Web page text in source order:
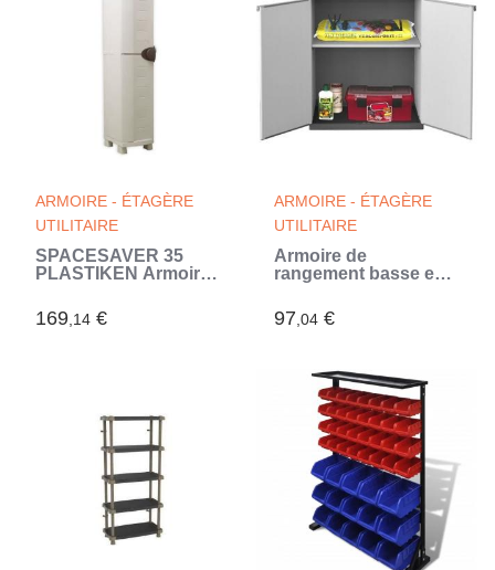
ARMOIRE - ÉTAGÈRE
UTILITAIRE
SPACESAVER 35
PLASTIKEN Armoire
étageres - l 35 x p 45 x
h 184 cm - Gamme
169,14 €
ARMOIRE - ÉTAGÈRE
UTILITAIRE
Armoire de
rangement basse en
tablette - 2 portes -
Gris (Gris)
97,04 €